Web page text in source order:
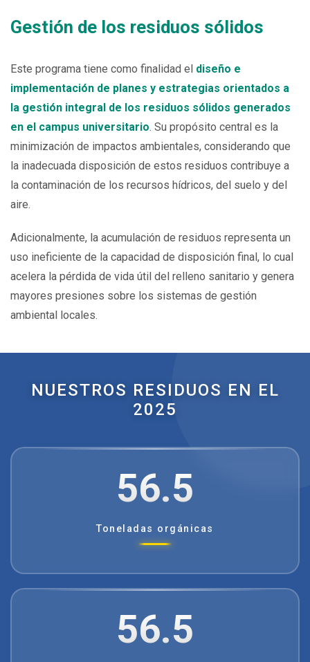
Gestión de los residuos sólidos
Este programa tiene como finalidad el diseño e
implementación de planes y estrategias orientados a
la gestión integral de los residuos sólidos generados
en el campus universitario. Su propósito central es la
minimización de impactos ambientales, considerando que
la inadecuada disposición de estos residuos contribuye a
la contaminación de los recursos hídricos, del suelo y del
aire.
Adicionalmente, la acumulación de residuos representa un
uso ineficiente de la capacidad de disposición final, lo cual
acelera la pérdida de vida útil del relleno sanitario y genera
mayores presiones sobre los sistemas de gestión
ambiental locales.
NUESTROS RESIDUOS EN EL
2025
56.5
Toneladas orgánicas
56.5